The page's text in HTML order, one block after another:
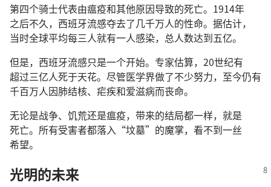
第四个骑士代表由瘟疫和其他原因导致的死亡。1914年
之后不久， 西班牙流感夺去了几千万人的性命。 据估计，
当时全球平均每三人就有一人感染， 总人数达到五亿。
但是， 西班牙流感只是一个开始。 专家估算，20世纪有
超过三亿人死于天花。 尽管医学界做了不少努力， 至今仍有
千百万人因肺结核、 疟疾和爱滋病而丧命。
无论是战争、 饥荒还是瘟疫， 带来的结局都一样， 就是
死亡。 所有受害者都落入 “坟墓” 的魔掌， 看不到一丝
希望。
光明的未来